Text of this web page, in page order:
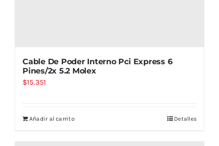
Cable De Poder Interno Pci Express 6
Pines/2x 5.2 Molex
$15.351
Añadir al carrito Detalles